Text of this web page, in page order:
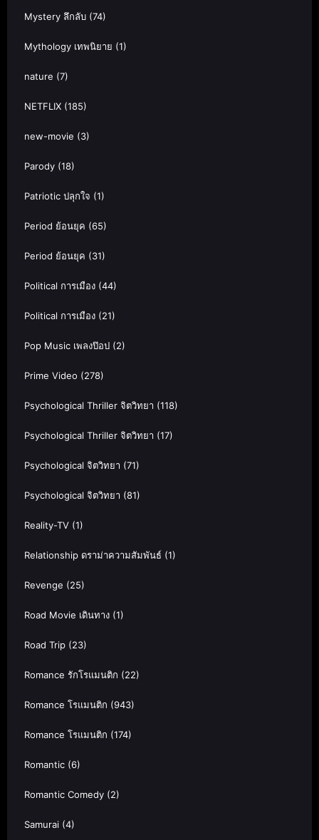
Mystery ลึกลับ (74)
Mythology เทพนิยาย (1)
nature (7)
NETFLIX (185)
new-movie (3)
Parody (18)
Patriotic ปลุกใจ (1)
Period ย้อนยุค (65)
Period ย้อนยุค (31)
Political การเมือง (44)
Political การเมือง (21)
Pop Music เพลงป๊อป (2)
Prime Video (278)
Psychological Thriller จิตวิทยา (118)
Psychological Thriller จิตวิทยา (17)
Psychological จิตวิทยา (71)
Psychological จิตวิทยา (81)
Reality-TV (1)
Relationship ดราม่าความสัมพันธ์ (1)
Revenge (25)
Road Movie เดินทาง (1)
Road Trip (23)
Romance รักโรแมนติก (22)
Romance โรแมนติก (943)
Romance โรแมนติก (174)
Romantic (6)
Romantic Comedy (2)
Samurai (4)